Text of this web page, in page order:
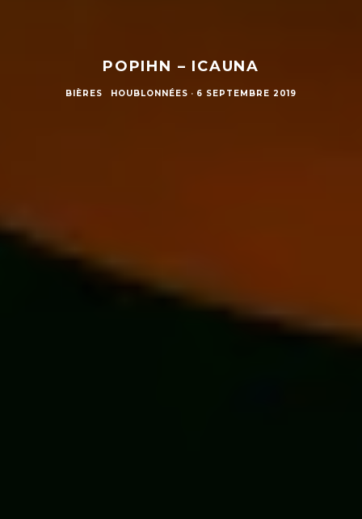
POPIHN – ICAUNA
BIÈRES HOUBLONNÉES · 6 SEPTEMBRE 2019